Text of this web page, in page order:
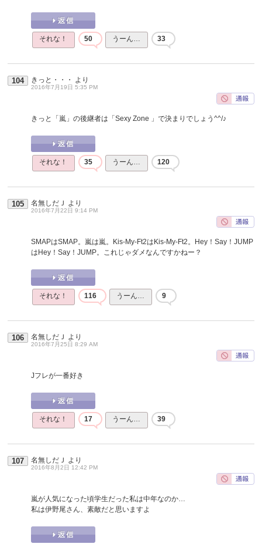
それな！ 50 うーん… 33
104 きっと・・・ より
2016年7月19日 5:35 PM
きっと「嵐」の後継者は「Sexy Zone 」で決まりでしょう^^/♪
それな！ 35 うーん… 120
105 名無しだＪ より
2016年7月22日 9:14 PM
SMAPはSMAP。嵐は嵐。Kis-My-Ft2はKis-My-Ft2。Hey！Say！JUMP
はHey！Say！JUMP。これじゃダメなんですかねー？
それな！ 116 うーん… 9
106 名無しだＪ より
2016年7月25日 8:29 AM
Jフレが一番好き
それな！ 17 うーん… 39
107 名無しだＪ より
2016年8月2日 12:42 PM
嵐が人気になった頃学生だった私は中年なのか…
私は伊野尾さん、素敵だと思いますよ